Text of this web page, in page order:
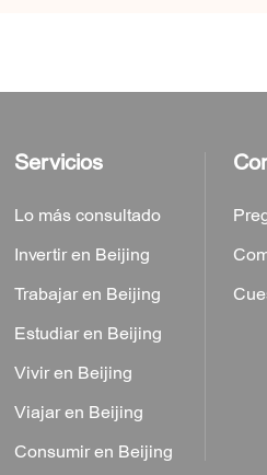
Servicios
Lo más consultado
Invertir en Beijing
Trabajar en Beijing
Estudiar en Beijing
Vivir en Beijing
Viajar en Beijing
Consumir en Beijing